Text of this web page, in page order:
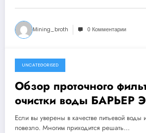
Mining_broth 0 Комментарии
4 ноября 2024
UNCATEGORISED
Обзор проточного
очистки воды БАРЬЕР
Слим Жесткость
Если вы уверены в качестве питьевой воды
повезло. Многим приходится решать…